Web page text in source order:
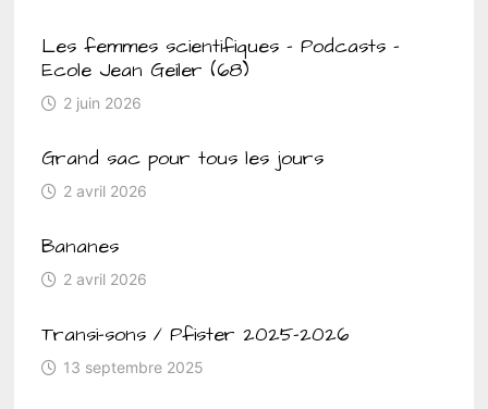
Les femmes scientifiques – Podcasts –
Ecole Jean Geiler (68)
2 juin 2026
Grand sac pour tous les jours
2 avril 2026
Bananes
2 avril 2026
Transi-sons / Pfister 2025-2026
13 septembre 2025